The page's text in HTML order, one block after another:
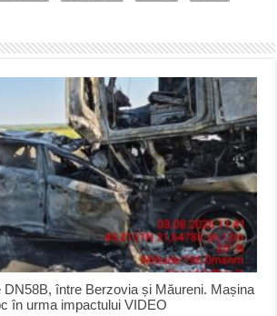
DN58B, între Berzovia și Măureni. Mașina
în urma impactului VIDEO